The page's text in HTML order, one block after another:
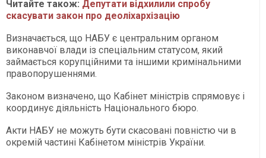
Читайте також: Депутати відхилили спробу
скасувати закон про деоліхархізацію
Визначається, що НАБУ є центральним органом
виконавчої влади із спеціальним статусом, який
займається корупційними та іншими кримінальними
правопорушеннями.
Законом визначено, що Кабінет міністрів спрямовує і
координує діяльність Національного бюро.
Акти НАБУ не можуть бути скасовані повністю чи в
окремій частині Кабінетом міністрів України.